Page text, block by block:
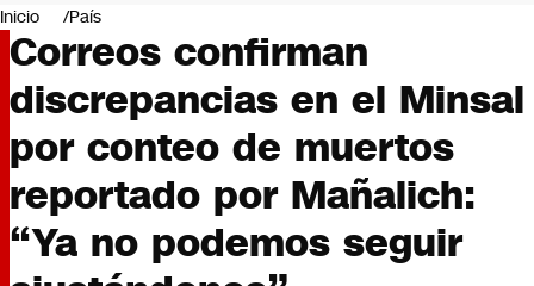
Negocios
Deportes
Programas completos
Cultura
Servicios
Bits
CNN tiempo
Futuro 360
Opinión
Inicio País
Correos confirman
discrepancias en el Minsal
por conteo de muertos
reportado por Mañalich:
“Ya no podemos seguir